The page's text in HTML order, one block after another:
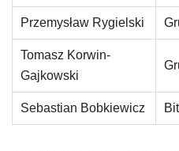
Przemysław Rygielski
Tomasz Korwin-
Gajkowski
Sebastian Bobkiewicz